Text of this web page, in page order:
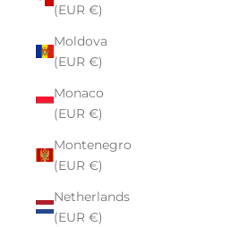
(EUR €)
Moldova
(EUR €)
Monaco
(EUR €)
Montenegro
(EUR €)
Netherlands
(EUR €)